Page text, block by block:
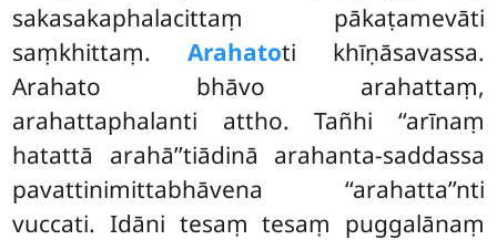
sakasakaphalacittaṃ pākaṭamevāti
saṃkhittaṃ. Arahatoti khīṇāsavassa.
Arahato bhāvo arahattaṃ,
arahattaphalanti attho. Tañhi ‘‘arīnaṃ
hatattā arahā’’tiādinā arahanta-saddassa
pavattinimittabhāvena ‘‘arahatta’’nti
vuccati. Idāni tesaṃ tesaṃ puggalānaṃ